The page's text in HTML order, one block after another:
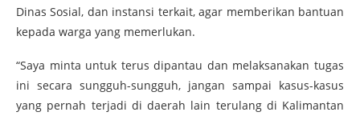
Dinas Sosial, dan instansi terkait, agar memberikan bantuan
kepada warga yang memerlukan.
“Saya minta untuk terus dipantau dan melaksanakan tugas
ini secara sungguh-sungguh, jangan sampai kasus-kasus
yang pernah terjadi di daerah lain terulang di Kalimantan